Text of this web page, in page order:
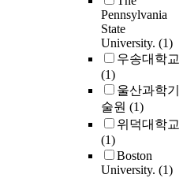
Pennsylvania
State
University. (1)
우송대학교
(1)
울산과학기
술원 (1)
위덕대학교
(1)
Boston
University. (1)